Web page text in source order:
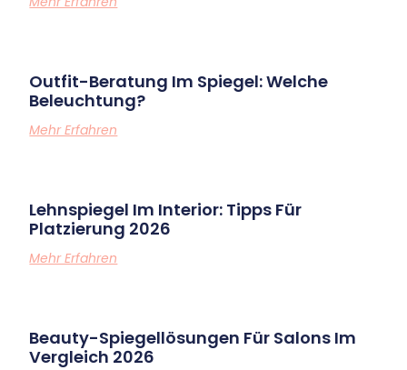
Outfit-Beratung Im Spiegel: Welche
Beleuchtung?
Mehr Erfahren
Lehnspiegel Im Interior: Tipps Für
Platzierung 2026
Mehr Erfahren
Beauty-Spiegellösungen Für Salons Im
Vergleich 2026